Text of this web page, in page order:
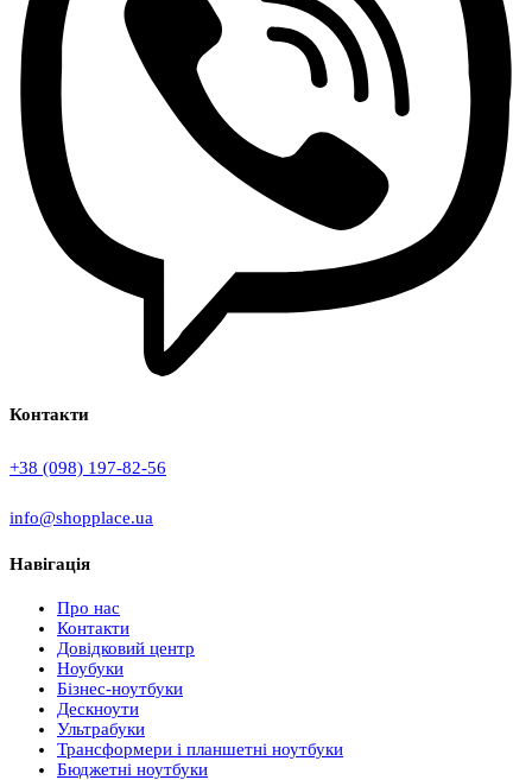
Контакти
+38 (098) 197-82-56
info@shopplace.ua
Навігація
Про нас
Контакти
Довідковий центр
Ноубуки
Бізнес-ноутбуки
Дескноути
Ультрабуки
Трансформери і планшетні ноутбуки
Бюджетні ноутбуки